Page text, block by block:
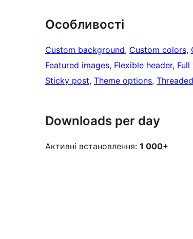
Особливості
Custom background, Custom colors,
Featured images, Flexible header,
Sticky post, Theme options,
Downloads per day
Активні встановлення: 1 000+